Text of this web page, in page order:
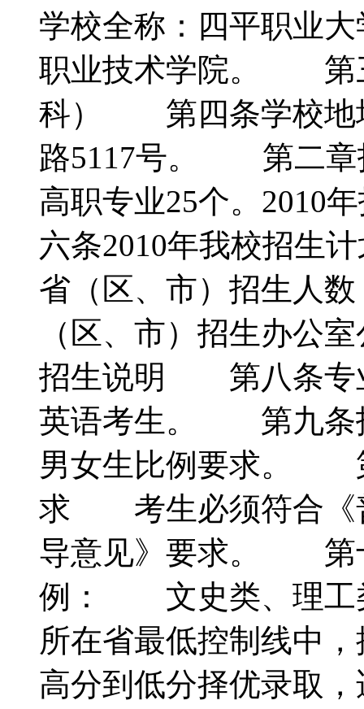
学校全称：四平职业
职业技术学院。 第
科） 第四条学校地
路5117号。 第二
高职专业25个。
六条2010年我校招
省（区、市）招生人
（区、市）招生办
招生说明 第八条专
英语考生。 第九条
男女生比例要求。
求 考生必须符合《
导意见》要求。 第
例： 文史类、理工
所在省最低控制线中
高分到低分择优录